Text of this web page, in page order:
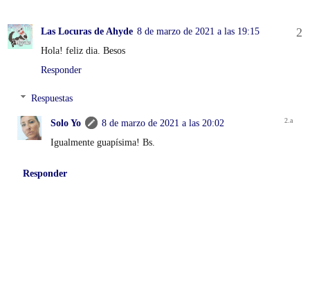
Las Locuras de Ahyde 8 de marzo de 2021 a las 19:15
Hola! feliz dia. Besos
Responder
Respuestas
Solo Yo
8 de marzo de 2021 a las 20:02
Igualmente guapísima! Bs.
Responder